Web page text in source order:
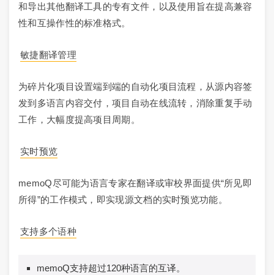
和导出其他翻译工具的专有文件，以及使用旨在提高兼容
性和互操作性的标准格式。
敏捷翻译管理
为碎片化项目设置端到端的自动化项目流程，从源内容签
发到多语言内容交付，项目自动在线流转，消除重复手动
工作，大幅度提高项目周期。
实时预览
memoQ尽可能为语言专家在翻译或审校界面提供“所见即
所得”的工作模式，即实现源文档的实时预览功能。
支持多个语种
memoQ支持超过120种语言的互译。